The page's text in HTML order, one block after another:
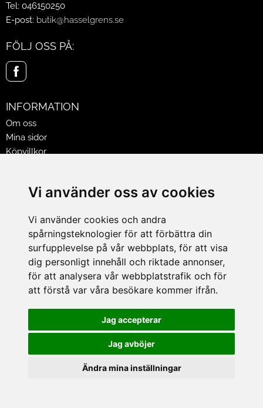
Vi använder oss av cookies
Vi använder cookies och andra
spårningsteknologier för att förbättra din
surfupplevelse på vår webbplats, för att visa
dig personligt innehåll och riktade annonser,
för att analysera vår webbplatstrafik och för
att förstå var våra besökare kommer ifrån.
Jag accepterar
Jag avböjer
Ändra mina inställningar
Tel: 046150250
E-post: butik@hasselgrens.se
FÖLJ OSS PÅ:
INFORMATION
Om oss
Mina sidor
Köpvillkor
Jobba på Hasselgrens
LEVERANS
BETALNINGSSÄTT
I butiken i Lund kan du betala med Visa, Mastercard, Lund
City presentkort och kontanter.